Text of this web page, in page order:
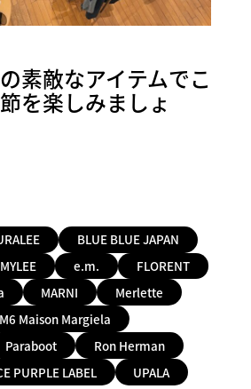
素敵なアイテムでこ
を楽しみましょ
BLUE BLUE JAPAN
e.m.
FLORENT
MARNI
Merlette
Maison Margiela
Paraboot
Ron Herman
PURPLE LABEL
UPALA